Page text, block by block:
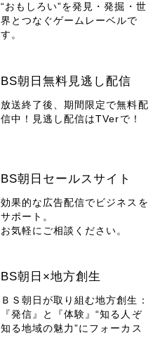
“おもしろい”を発見・発掘・世
界とつなぐゲームレーベルで
す。
BS朝日無料見逃し配信
放送終了後、期間限定で無料配
信中！見逃し配信はTVerで！
BS朝日セールスサイト
効果的な広告配信でビジネスを
サポート。
お気軽にご相談ください。
BS朝日×地方創生
ＢＳ朝日が取り組む地方創生：
『発信』と『体験』“知る人ぞ
知る地域の魅力”にフォーカス